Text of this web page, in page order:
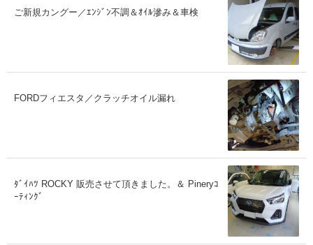
ご新規カングー／ｴﾝｼﾞﾝ不調＆ｵｲﾙ滲み＆車検
FORDフィエスタ／クラッチオイル漏れ
ﾀﾞｲﾊﾂ ROCKY 販売させて頂きました。＆ Pineryｺ
ｰﾃｨﾝｸﾞ